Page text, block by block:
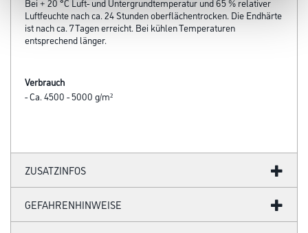
Luftfeuchte nach ca. 24 Stunden oberflächentrocken. Die Endhärte
ist nach ca. 7 Tagen erreicht. Bei kühlen Temperaturen
entsprechend länger.
Verbrauch
- Ca. 4500 - 5000 g/m²
ZUSATZINFOS
GEFAHRENHINWEISE